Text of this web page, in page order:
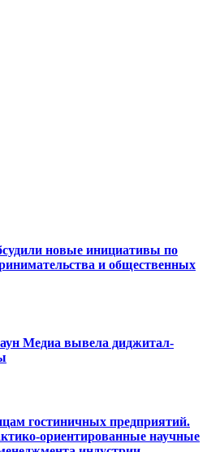
новые инициативы по
и общественных
Медиа вывела диджитал-
гостиничных предприятий.
ориентированные научные